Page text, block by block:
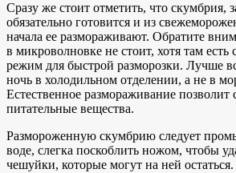
Сразу же стоит отметить, что скумбрия,
обязательно готовится и из
начала ее размораживают. Обратите
в микроволновке не стоит, хотя там есть
режим для быстрой разморозки. Лучше
ночь в холодильном отделении, а не в
Естественное размораживание позволит
питательные вещества.
Размороженную скумбрию следует
воде, слегка поскоблить ножом, чтобы
чешуйки, которые могут на ней остаться.